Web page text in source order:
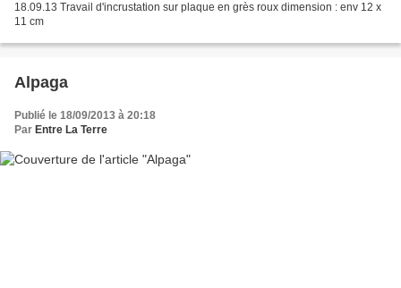
18.09.13 Travail d'incrustation sur plaque en grès roux dimension : env 12 x
11 cm
Alpaga
Publié le 18/09/2013 à 20:18
Par Entre La Terre